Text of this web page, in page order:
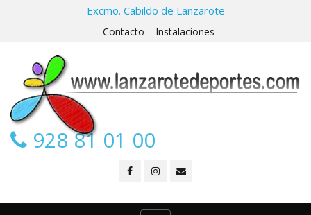
Excmo. Cabildo de Lanzarote
Contacto Instalaciones
928 81 01 00